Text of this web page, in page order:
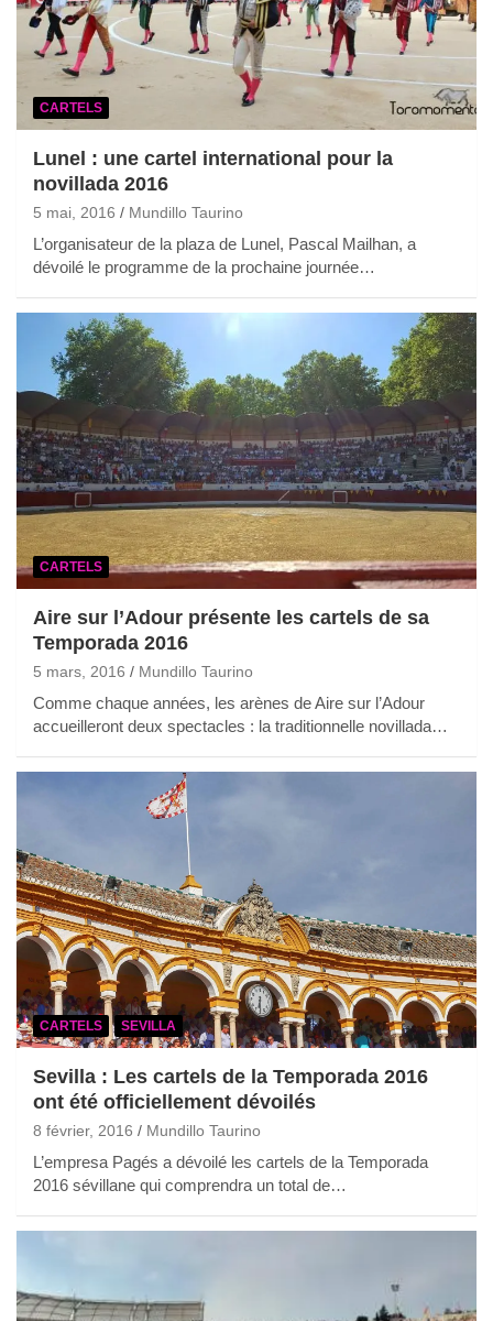
CARTELS
Lunel : une cartel international pour la
novillada 2016
5 mai, 2016 Mundillo Taurino
L’organisateur de la plaza de Lunel, Pascal Mailhan, a
dévoilé le programme de la prochaine journée…
CARTELS
Aire sur l’Adour présente les cartels de sa
Temporada 2016
5 mars, 2016 Mundillo Taurino
Comme chaque années, les arènes de Aire sur l’Adour
accueilleront deux spectacles : la traditionnelle novillada…
CARTELS SEVILLA
Sevilla : Les cartels de la Temporada 2016
ont été officiellement dévoilés
8 février, 2016 Mundillo Taurino
L’empresa Pagés a dévoilé les cartels de la Temporada
2016 sévillane qui comprendra un total de…